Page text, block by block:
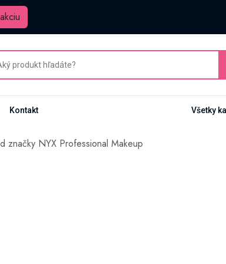
Kontakt Všetky
značky NYX Professional Makeup